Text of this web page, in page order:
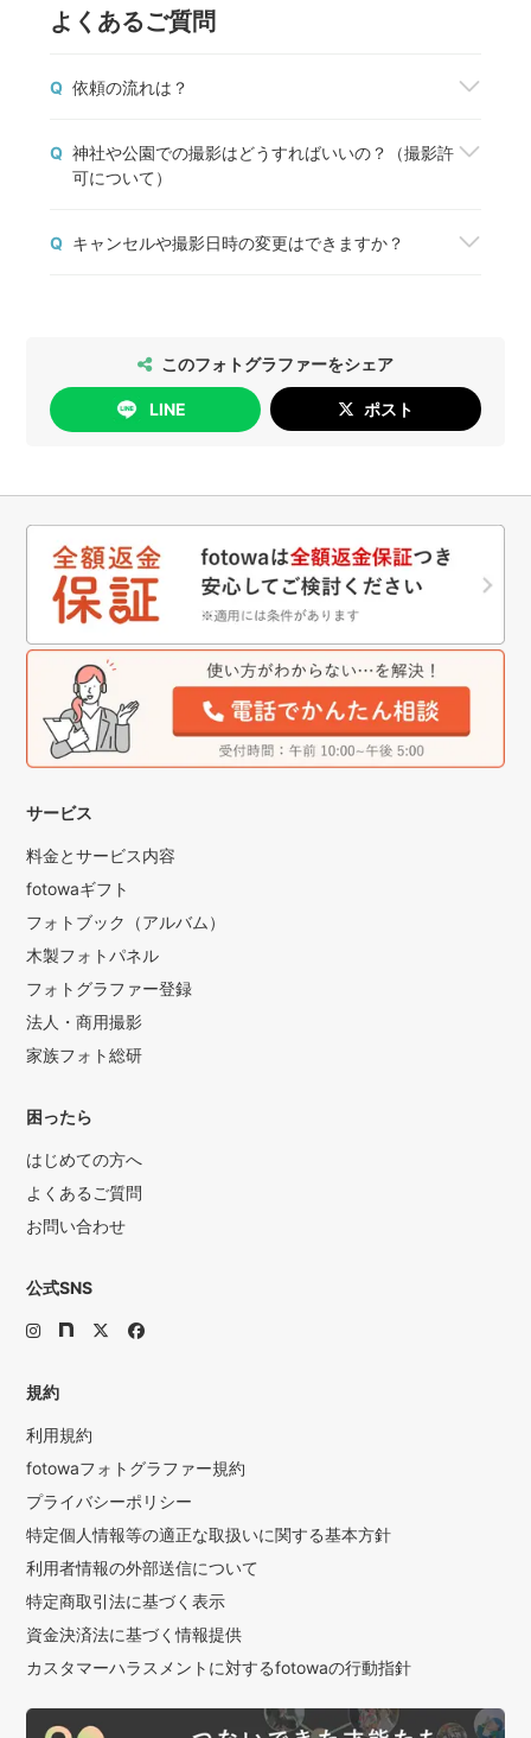
よくあるご質問
Q 依頼の流れは？
ら、「予約する」ボタンから撮影を申込みましょ
う。fotowaから撮影契約成立のメールが届いた
予約前に質問や相談しておきたいことがある場合
は、「質問する」ボタンからフォトグラファーと1
Q 神社や公園での撮影はどうすればいいの？（撮影許
可について）
方に必ずご確認をお願いします。
Q キャンセルや撮影日時の変更はできますか？
[日時変更]
無料で行っていただけます。
[キャンセル]
このフォトグラファーをシェア
LINE ポスト
サービス
料金とサービス内容
fotowaギフト
フォトブック（アルバム）
木製フォトパネル
フォトグラファー登録
法人・商用撮影
家族フォト総研
困ったら
はじめての方へ
よくあるご質問
お問い合わせ
公式SNS
規約
利用規約
fotowaフォトグラファー規約
プライバシーポリシー
特定個人情報等の適正な取扱いに関する基本方針
利用者情報の外部送信について
特定商取引法に基づく表示
資金決済法に基づく情報提供
カスタマーハラスメントに対するfotowaの行動指針